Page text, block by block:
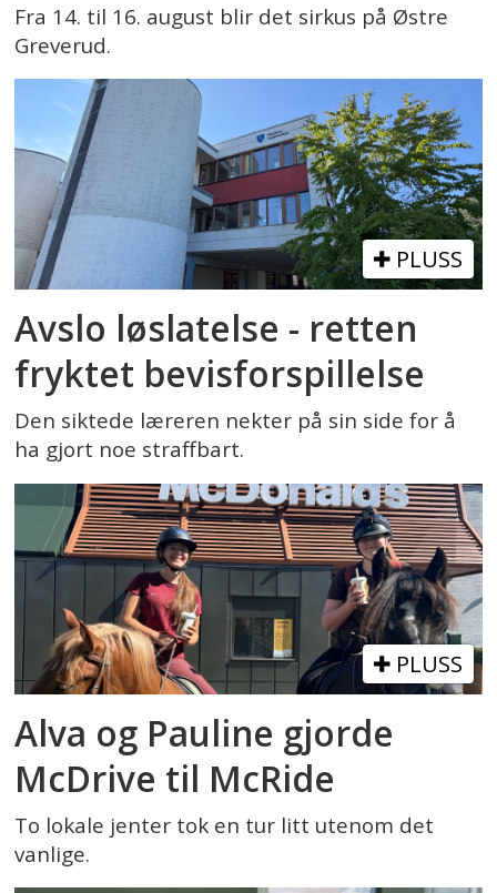
Fra 14. til 16. august blir det sirkus på Østre
Greverud.
PLUSS
Avslo løslatelse - retten
fryktet bevisforspillelse
Den siktede læreren nekter på sin side for å
ha gjort noe straffbart.
PLUSS
Alva og Pauline gjorde
McDrive til McRide
To lokale jenter tok en tur litt utenom det
vanlige.